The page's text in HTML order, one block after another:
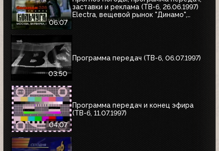
06:07
заставки и реклама (ТВ-6, 26.06.1997)
Electra, вещевой рынок "Динамо",
03:50
Программа передач (ТВ-6, 06.07.1997)
04:07
Программа передач и конец эфира
(ТВ-6, 11.07.1997)